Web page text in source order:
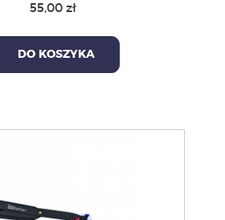
55,00 zł
DO KOSZYKA